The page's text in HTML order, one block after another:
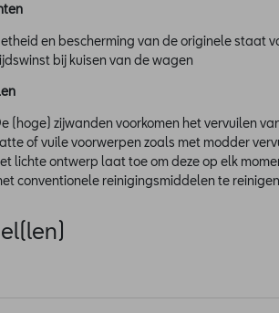
en bescherming van de originele staat
bij kuisen van de wagen
(hoge) zijwanden voorkomen het vervuilen
of vuile voorwerpen zoals met modder
lichte ontwerp laat toe om deze op elk
conventionele reinigingsmiddelen te